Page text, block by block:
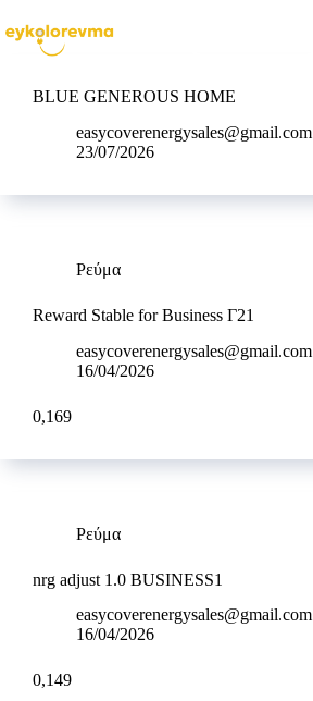
BLUE GENEROUS HOME
easycoverenergysales@gmail.com
23/07/2026
Ρεύμα
Reward Stable for Business Γ21
easycoverenergysales@gmail.com
16/04/2026
0,169
Ρεύμα
nrg adjust 1.0 BUSINESS1
easycoverenergysales@gmail.com
16/04/2026
0,149